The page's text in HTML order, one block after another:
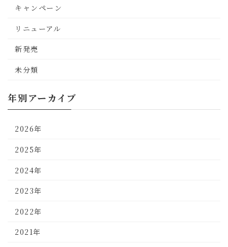
キャンペーン
リニューアル
新発売
未分類
年別アーカイブ
2026年
2025年
2024年
2023年
2022年
2021年